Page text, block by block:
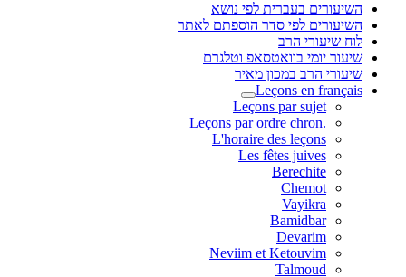
השיעורים בעברית לפי נושא
השיעורים לפי סדר הוספתם לאתר
לוח שיעורי הרב
שיעור יומי בוואטסאפ וטלגרם
שיעורי הרב במכון מאיר
Leçons en français
Leçons par sujet
.Leçons par ordre chron
L'horaire des leçons
Les fêtes juives
Berechite
Chemot
Vayikra
Bamidbar
Devarim
Neviim et Ketouvim
Talmoud